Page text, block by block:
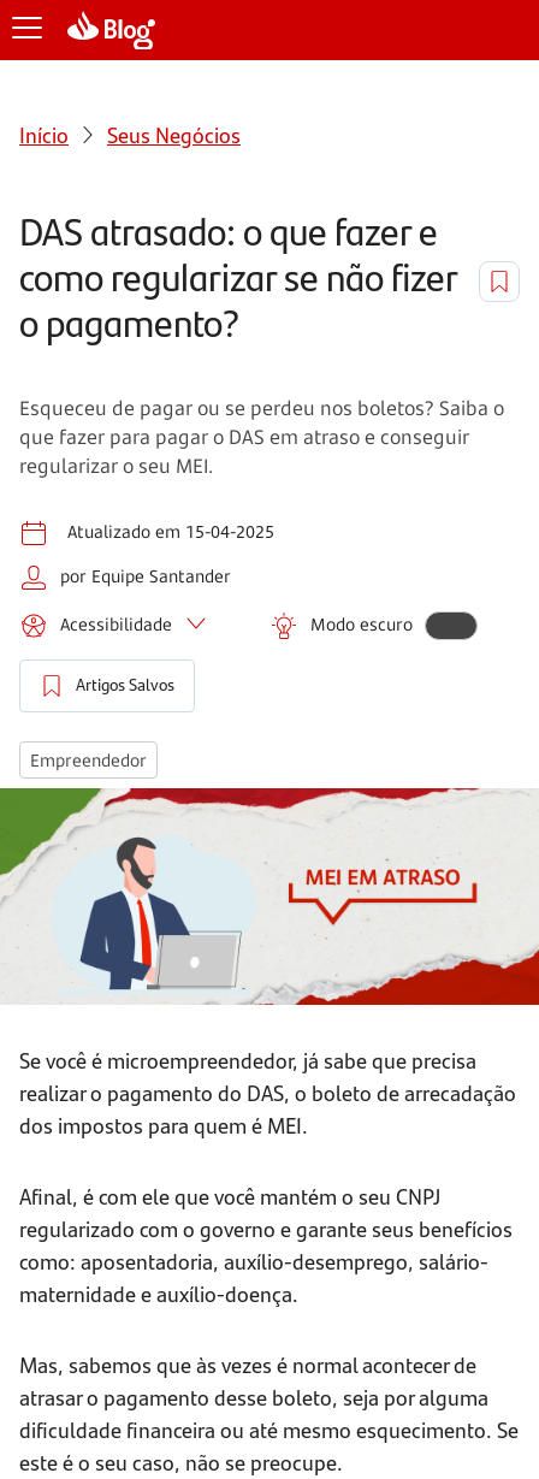
Início Seus Negócios
DAS atrasado: o que fazer e
como regularizar se não fizer
o pagamento?
Esqueceu de pagar ou se perdeu nos boletos? Saiba o
que fazer para pagar o DAS em atraso e conseguir
regularizar o seu MEI.
Atualizado em 15-04-2025
por Equipe Santander
Acessibilidade Modo escuro
Artigos Salvos
Empreendedor
Se você é microempreendedor, já sabe que precisa
realizar o pagamento do DAS, o boleto de arrecadação
dos impostos para quem é MEI.
Afinal, é com ele que você mantém o seu CNPJ
regularizado com o governo e garante seus benefícios
como: aposentadoria, auxílio-desemprego, salário-
maternidade e auxílio-doença.
Mas, sabemos que às vezes é normal acontecer de
atrasar o pagamento desse boleto, seja por alguma
dificuldade financeira ou até mesmo esquecimento. Se
este é o seu caso, não se preocupe.